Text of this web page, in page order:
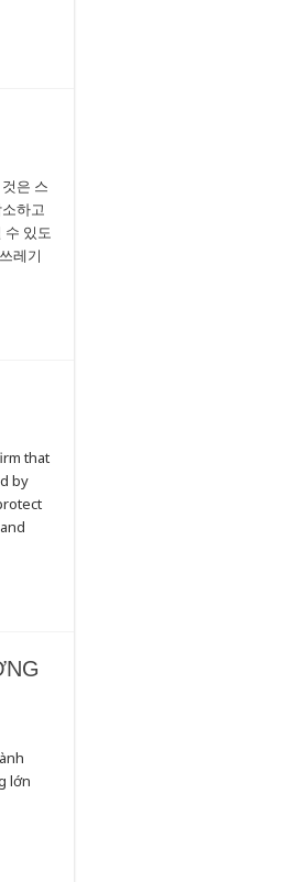
은 스
하고
수 있도
레기
that
by
lớn